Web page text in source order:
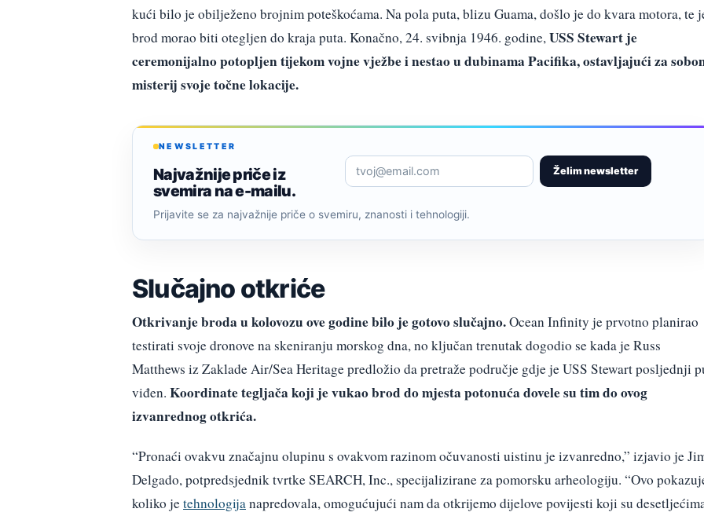
kući bilo je obilježeno brojnim poteškoćama. Na pola puta, blizu Guama, došlo je do kvara motora, te
brod morao biti otegljen do kraja puta. Konačno, 24. svibnja 1946. godine, USS Stewart je
ceremonijalno potopljen tijekom vojne vježbe i nestao u dubinama Pacifika, ostavljajući za
misterij svoje točne lokacije.
NEWSLETTER
Najvažnije priče iz
svemira na e-mailu.
Želim newsletter
Prijavite se za najvažnije priče o svemiru, znanosti i tehnologiji.
Slučajno otkriće
Otkrivanje broda u kolovozu ove godine bilo je gotovo slučajno.Ocean Infinity je prvotno planirao
testirati svoje dronove na skeniranju morskog dna, no ključan trenutak dogodio se kada je Russ
Matthews iz Zaklade Air/Sea Heritage predložio da pretraže područje gdje je USS Stewart posljednji
viđen. Koordinate tegljača koji je vukao brod do mjesta potonuća dovele su tim do ovog
izvanrednog otkrića.
“Pronaći ovakvu značajnu olupinu s ovakvom razinom očuvanosti uistinu je izvanredno,” izjavio je
Delgado, potpredsjednik tvrtke SEARCH, Inc., specijalizirane za pomorsku arheologiju. “Ovo
koliko jetehnologijanapredovala, omogućujući nam da otkrijemo dijelove povijesti koji su